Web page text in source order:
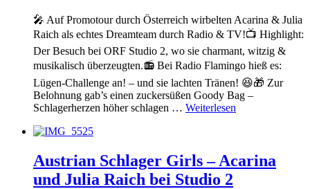
🎤 Auf Promotour durch Österreich wirbelten Acarina & Julia
Raich als echtes Dreamteam durch Radio & TV!📺 Highlight:
Der Besuch bei ORF Studio 2, wo sie charmant, witzig &
musikalisch überzeugten.📻 Bei Radio Flamingo hieß es:
Lügen-Challenge an! – und sie lachten Tränen! 😆🎁 Zur
Belohnung gab’s einen zuckersüßen Goody Bag –
Schlagerherzen höher schlagen … Weiterlesen
Austrian Schlager Girls – Acarina
und Julia Raich bei Studio 2